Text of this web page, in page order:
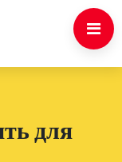
для